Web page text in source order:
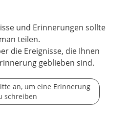
und Erinnerungen sollte
man teilen.
die Ereignisse, die Ihnen
geblieben sind.
an, um eine Erinnerung
schreiben